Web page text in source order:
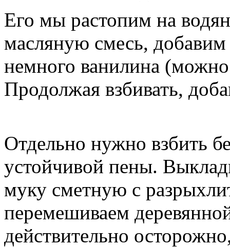
Его мы растопим на
масляную смесь,
немного ванилина
Продолжая взбивать,
Отдельно нужно взбить
устойчивой пены.
муку сметную с
перемешиваем
действительно